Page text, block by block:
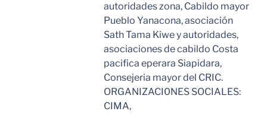
autoridades zona, Cabildo mayor
Pueblo Yanacona, asociación
Sath Tama Kiwe y autoridades,
asociaciones de cabildo Costa
pacifica eperara Siapidara,
Consejeria mayor del CRIC.
ORGANIZACI0NES SOCIALES:
CIMA,